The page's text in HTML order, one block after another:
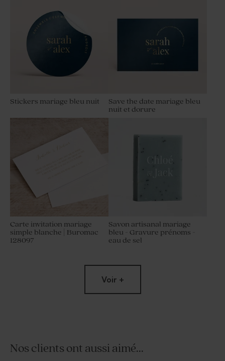
Stickers mariage bleu nuit
Save the date mariage bleu
nuit et dorure
Carte invitation mariage
simple blanche | Buromac
128097
Savon artisanal mariage
bleu - Gravure prénoms -
eau de sel
Voir +
Nos clients ont aussi aimé...